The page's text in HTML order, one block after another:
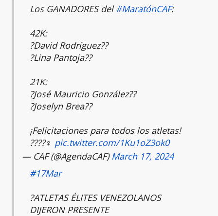
Los GANADORES del#MaratónCAF:
42K:
?David Rodríguez??
?Lina Pantoja??
21K:
?José Mauricio González??
?Joselyn Brea??
¡Felicitaciones para todos los atletas!
????‍♀️ pic.twitter.com/1Ku1oZ3ok0
— CAF (@AgendaCAF)March 17, 2024
#17Mar
?ATLETAS ÉLITES VENEZOLANOS
DIJERON PRESENTE